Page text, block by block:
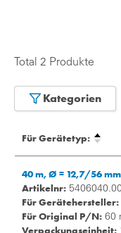
Total 2 Produkte
Kategorien
Für Gerätetyp:
40 m, Ø = 12,7/56
Artikelnr:
Für Gerätehersteller:
Für Original P/N: 60
Verpackungseinheit: